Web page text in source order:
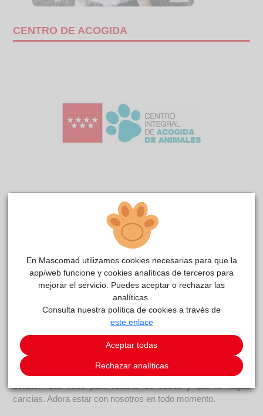
CENTRO DE ACOGIDA
reside actualmente en el centro de acogida
Carácter
El dueño de Thunder no lo trataba nada bien, pero ahora ha
fallecido y el perro ha pasado a vivir mucho mejor con
nosotros. Debido al maltrato sufrido es desconfiado cuando
no te conoce, te ladra, pero en cuanto coge vínculo contigo es
simpático, mimoso y juguetón. Ahora se pone muy contento
cuando vamos a sacarle de paseo, le encanta la compañía
humana y las caricias, así que todo el camino te va mirando y
pidiéndote que juegues con él. Tambien aprovecha cada
ocasión que tiene para llenarte de besos y que le hagas
caricias. Adora estar con nosotros en todo momento.
En Mascomad utilizamos cookies necesarias para que la
app/web funcione y cookies analíticas de terceros para
mejorar el servicio. Puedes aceptar o rechazar las
analíticas.
Consulta nuestra política de cookies a través de
este enlace
Aceptar todas
Rechazar analíticas